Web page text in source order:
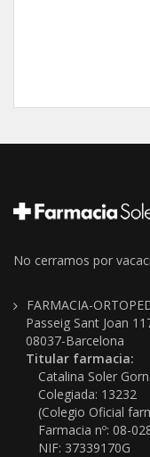
No cerramos por
FARMACIA-
Passeig Sant Joan
08037-Barcelona
Titular farmacia:
Catalina Soler
Colegiada: 13232
(Colegio Oficial
Farmacia nº: 08-
NIF: 37339170G